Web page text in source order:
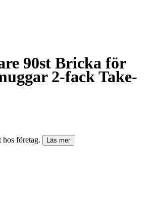
90st Bricka för
2-fack Take-
företag.
Läs mer